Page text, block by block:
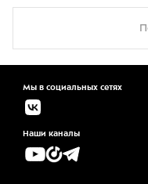
Мы в социальных сетях
Наши каналы